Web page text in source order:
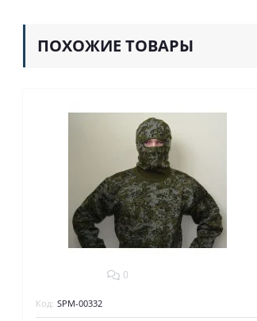
ПОХОЖИЕ ТОВАРЫ
0
Код: SPM-00332